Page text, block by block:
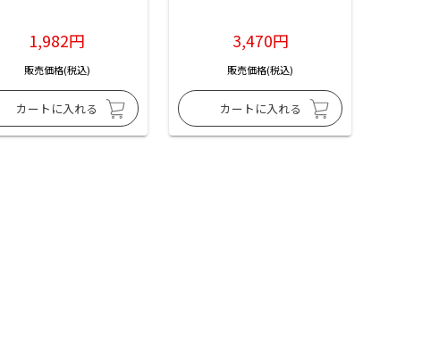
1,982円
販売価格(税込)
3,470円
販売価格(税込)